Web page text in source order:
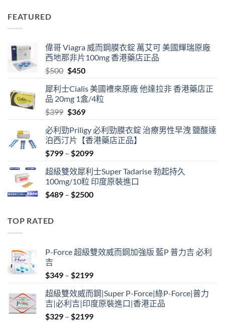
FEATURED
偉哥 Viagra 威而鋼膜衣錠 萬艾可 美國輝瑞原廠
西地那非片100mg 香港藥店正品
$500 Original
was:
$500.
$450Current
is:
$450.
犀利士Cialis 美國禮來原廠 他達拉非 香港藥店正
品 20mg 1盒/4粒
$399 Original
was:
$399.
$369Current
is:
$369.
必利勁Priligy 必利勁膜衣錠 治療男性早洩 鹽酸達
泊西汀片【香港藥店正品】
$799 – $2099Price
$799
through
$2099
超級雙效犀利士Super Tadarise 勃起持久
100mg/10粒 印度原裝進口
$489 – $2500Price
TOP RATED
P-Force 超級雙效威而鋼加強版 藍P 普力吉 必利
吉
$349 – $2199Price
$349
through
$2199
超級雙效威而鋼|Super P-Force|綠P-Force|普力
吉|必利吉|印度原裝進口|香港正品
$329 – $2199Price